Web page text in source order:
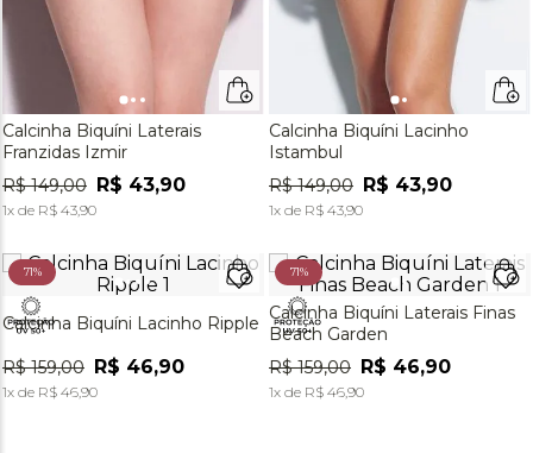
Calcinha Biquíni Laterais
Franzidas Izmir
R$ 149,00 R$ 43,90
1x de R$ 43,90
Calcinha Biquíni Lacinho
Istambul
R$ 149,00 R$ 43,90
1x de R$ 43,90
71%
Calcinha Biquíni Lacinho Ripple
R$ 159,00 R$ 46,90
1x de R$ 46,90
71%
Calcinha Biquíni Laterais Finas
Beach Garden
R$ 159,00 R$ 46,90
1x de R$ 46,90